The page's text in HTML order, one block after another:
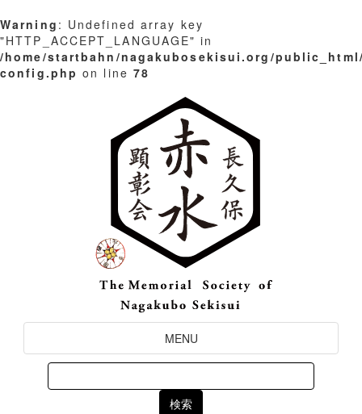
Warning : Undefined array key
"HTTP_ACCEPT_LANGUAGE" in
/home/startbahn/nagakubosekisui.org/
config.php on line 78
Toggle
Navigation
MENU
Search
for: